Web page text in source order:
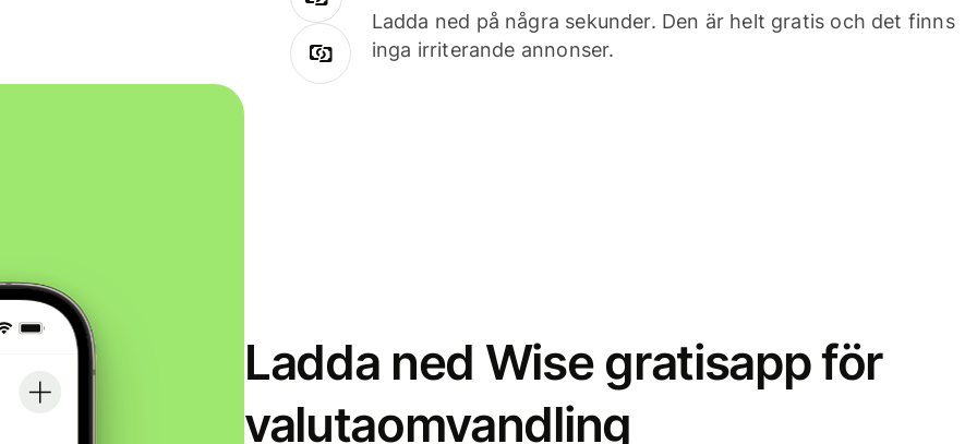
Ladda ned på några sekunder. Den är helt gratis och det finns
inga irriterande annonser.
Ladda ned Wise gratisapp för
valutaomvandling